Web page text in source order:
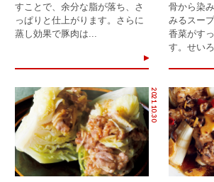
すことで、余分な脂が落ち、さ
っぱりと仕上がります。さらに
蒸し効果で豚肉は...
骨から染
みるスー
香菜がす
す。せい
2021.10.30